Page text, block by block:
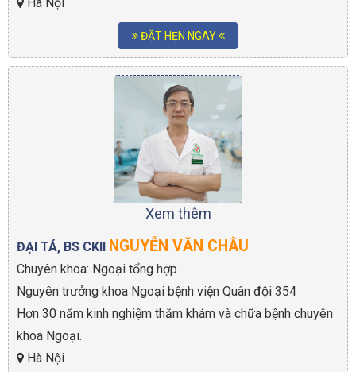
ĐẶT HẸN NGAY
Xem thêm
ĐẠI TÁ, BS CKII NGUYỄN VĂN CHÂU
Chuyên khoa: Ngoại tổng hợp
Nguyên trưởng khoa Ngoại bệnh viện Quân đội 354
Hơn 30 năm kinh nghiệm thăm khám và chữa bệnh chuyên
khoa Ngoại.
Hà Nội